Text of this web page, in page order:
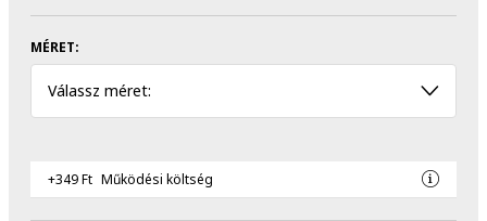
MÉRET:
Válassz méret:
+349 Ft Működési költség